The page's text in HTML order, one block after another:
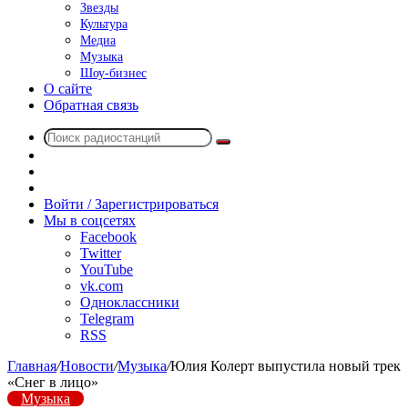
Звезды
Культура
Медиа
Музыка
Шоу-бизнес
О сайте
Обратная связь
Поиск
радио
Войти / Зарегистрироваться
Мы в соцсетях
Facebook
Twitter
YouTube
vk.com
Одноклассники
Telegram
RSS
Главная/Новости/Музыка/Юлия Колерт выпустила новый трек
«Снег в лицо»
Музыка